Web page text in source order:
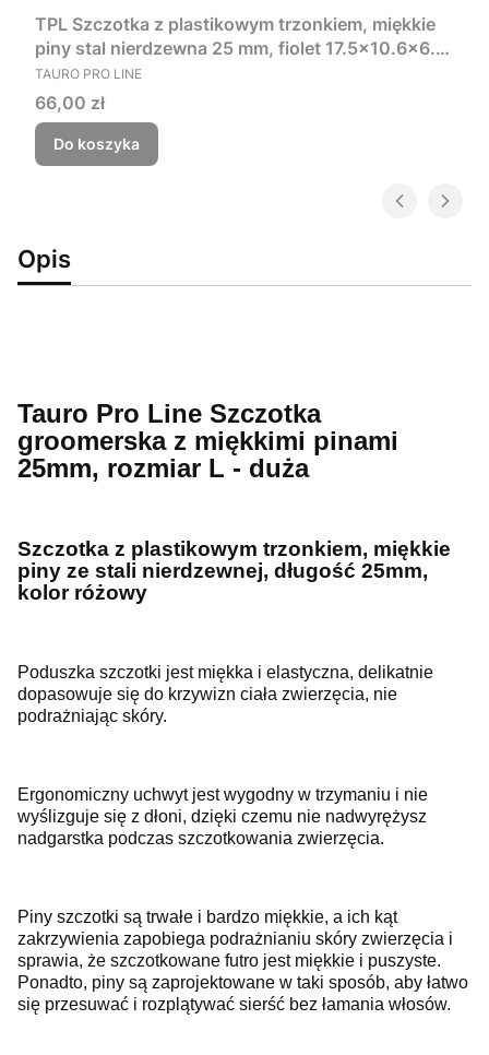
TPL Szczotka z plastikowym trzonkiem, miękkie
piny stal nierdzewna 25 mm, fiolet 17.5x10.6x6.2
cm
PRODUCENT
TAURO PRO LINE
Cena
66,00 zł
Do koszyka
Opis
Tauro Pro Line Szczotka
groomerska z miękkimi pinami
25mm, rozmiar L - duża
Szczotka z plastikowym trzonkiem, miękkie
piny ze stali nierdzewnej, długość 25mm,
kolor różowy
Poduszka szczotki jest miękka i elastyczna, delikatnie
dopasowuje się do krzywizn ciała zwierzęcia, nie
podrażniając skóry.
Ergonomiczny uchwyt jest wygodny w trzymaniu i nie
wyślizguje się z dłoni, dzięki czemu nie nadwyrężysz
nadgarstka podczas szczotkowania zwierzęcia.
Piny szczotki są trwałe i bardzo miękkie, a ich kąt
zakrzywienia zapobiega podrażnianiu skóry zwierzęcia i
sprawia, że szczotkowane futro jest miękkie i puszyste.
Ponadto, piny są zaprojektowane w taki sposób, aby łatwo
się przesuwać i rozplątywać sierść bez łamania włosów.